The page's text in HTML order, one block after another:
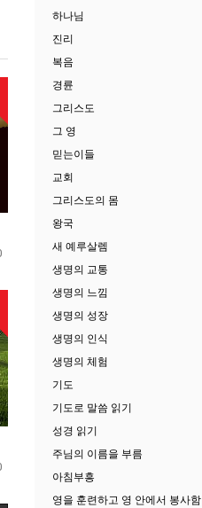
하나님
진리
복음
경륜
그리스도
그 영
믿는이들
교회
그리스도의 몸
왕국
새 예루살렘
생명의 교통
생명의 느낌
생명의 성장
생명의 인식
생명의 체험
기도
기도로 말씀 읽기
성경 읽기
주님의 이름을 부름
아침부흥
영을 훈련하고 영 안에서 봉사함